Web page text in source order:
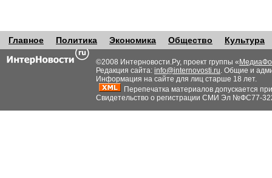
Главное Политика Экономика Общество Культура
©2008 Интерновости.Ру, проект группы «
Редакция сайта: info@internovosti.ru. Общие и
Информация на сайте для лиц старше 18 лет.
Перепечатка материалов допускается
Свидетельство о регистрации СМИ Эл №ФС77-